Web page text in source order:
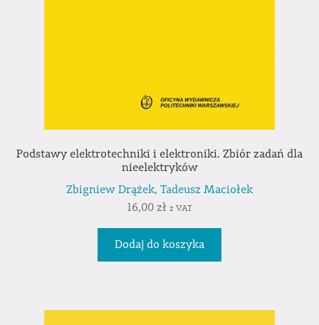
Podstawy elektrotechniki i elektroniki. Zbiór zadań dla
nieelektryków
Zbigniew Drążek, Tadeusz Maciołek
16,00 zł z VAT
Dodaj do koszyka